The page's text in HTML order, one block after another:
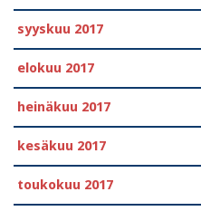
syyskuu 2017
elokuu 2017
heinäkuu 2017
kesäkuu 2017
toukokuu 2017